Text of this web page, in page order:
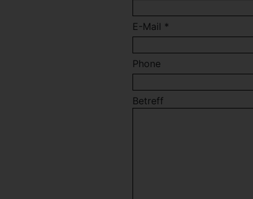
E-Mail *
Phone
Betreff